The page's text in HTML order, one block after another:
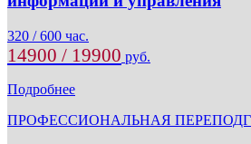
320 / 600 час.
14900 / 19900 руб.
Подробнее
ПРОФЕССИОНАЛЬНАЯ